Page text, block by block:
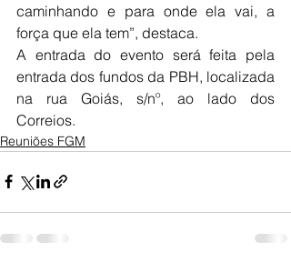
caminhando e para onde ela vai, a
força que ela tem”, destaca.
A entrada do evento será feita pela
entrada dos fundos da PBH, localizada
na rua Goiás, s/nº, ao lado dos
Correios.
Reuniões FGM